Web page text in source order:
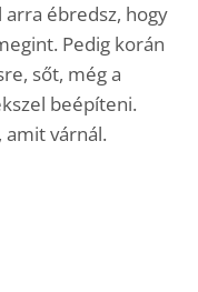
arra ébredsz, hogy
Pedig korán
sőt, még a
beépíteni.
amit várnál.